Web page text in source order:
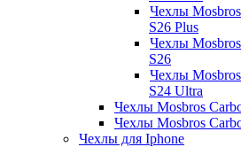
Чехлы
S26 Plus
Чехлы
S26
Чехлы
S24 Ultra
Чехлы Mosbros
Чехлы Mosbros
Чехлы для Iphone